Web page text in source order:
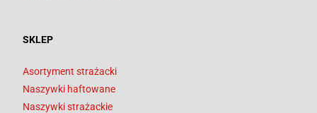
SKLEP
Asortyment strażacki
Naszywki haftowane
Naszywki strażackie